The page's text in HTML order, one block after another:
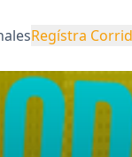
Regístra